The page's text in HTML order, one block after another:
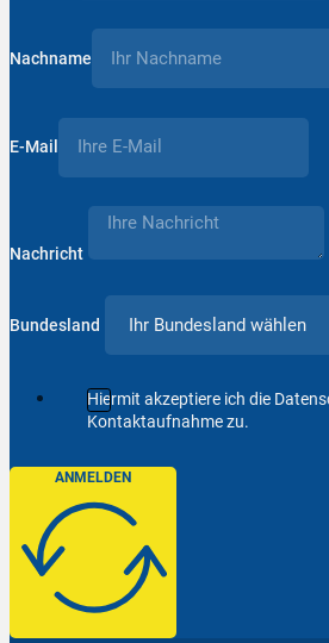
Nachname
E-Mail
Nachricht
Bundesland
Hiermit akzeptiere ich die
Kontaktaufnahme zu.
ANMELDEN